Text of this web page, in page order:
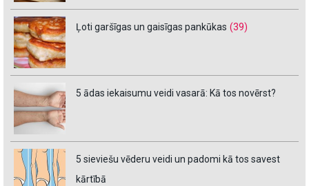
Ļoti garšīgas un gaisīgas pankūkas (39)
5 ādas iekaisumu veidi vasarā: Kā tos novērst?
5 sieviešu vēderu veidi un padomi kā tos savest
kārtībā